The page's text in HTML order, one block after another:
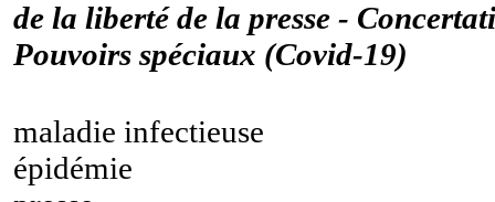
de la liberté de la presse -
Pouvoirs spéciaux (Covid-19)
maladie infectieuse
épidémie